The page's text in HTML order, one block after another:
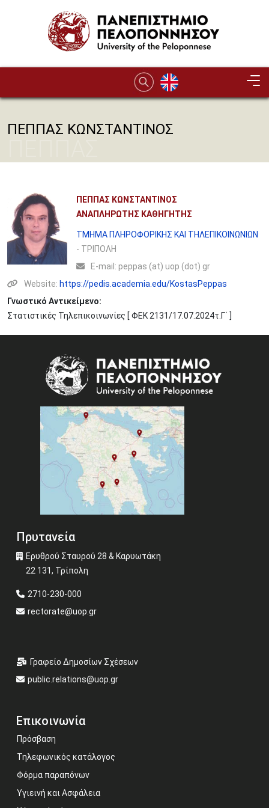
ΠΕΠΠΑΣ ΚΩΝΣΤΑΝΤΙΝΟΣ
ΠΕΠΠΑΣ ΚΩΝΣΤΑΝΤΙΝΟΣ
ΑΝΑΠΛΗΡΩΤΗΣ ΚΑΘΗΓΗΤΗΣ
ΤΜΗΜΑ ΠΛΗΡΟΦΟΡΙΚΗΣ ΚΑΙ ΤΗΛΕΠΙΚΟΙΝΩΝΙΩΝ
- ΤΡΙΠΟΛΗ
Ε-mail: peppas (at) uop (dot) gr
Website: https://pedis.academia.edu/KostasPeppas
Γνωστικό Αντικείμενο:
Στατιστικές Τηλεπικοινωνίες [ ΦΕΚ 2131/17.07.2024τ.Γ΄ ]
Πρυτανεία
Ερυθρού Σταυρού 28 & Καρυωτάκη
22 131, Τρίπολη
2710-230-000
rectorate@uop.gr
Γραφείο Δημοσίων Σχέσεων
public.relations@uop.gr
Επικοινωνία
Πρόσβαση
Τηλεφωνικός κατάλογος
Φόρμα παραπόνων
Υγιεινή και Ασφάλεια